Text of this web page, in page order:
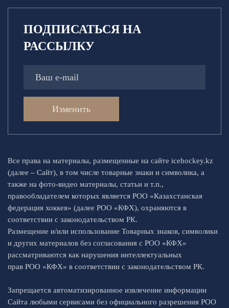
ПОДПИСАТЬСЯ НА
РАССЫЛКУ
Изменить
Все права на материалы, размещенные на сайте icehockey.kz
(далее – Сайт), в том числе товарные знаки и символика, а
также на фото-видео материалы, статьи и т.п.,
правообладателем которых является РОО «Казахстанская
федерация хоккея» (далее РОО «КФХ), охраняются в
соответствии с законодательством РК.
Размещение и/или использование Товарных знаков, символики
и других материалов без согласования с РОО «КФХ»
рассматриваются как нарушения интеллектуальных
прав РОО «КФХ» в соответствии с законодательством РК.
Запрещается автоматизированное извлечение информации
Сайта любыми сервисами без официального разрешения РОО